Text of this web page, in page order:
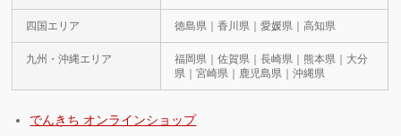
四国エリア 徳島県｜香川県｜愛媛県｜高知県
九州・沖縄エリア
福岡県｜佐賀県｜長崎県｜熊本県｜大分
県｜宮崎県｜鹿児島県｜沖縄県
でんきち オンラインショップ